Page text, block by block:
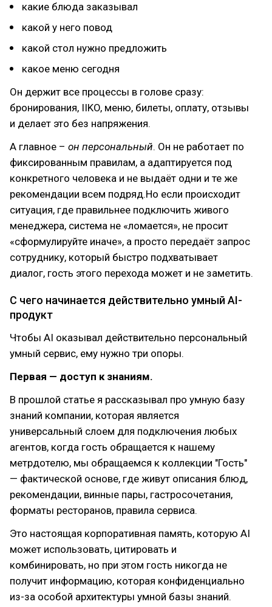
какие блюда заказывал
какой у него повод
какой стол нужно предложить
какое меню сегодня
Он держит все процессы в голове сразу:
бронирования, IIKO, меню, билеты, оплату, отзывы
и делает это без напряжения.
А главное – он персональный. Он не работает по
фиксированным правилам, а адаптируется под
конкретного человека и не выдаёт одни и те же
рекомендации всем подряд.Но если происходит
ситуация, где правильнее подключить живого
менеджера, система не «ломается», не просит
«сформулируйте иначе», а просто передаёт запрос
сотруднику, который быстро подхватывает
диалог, гость этого перехода может и не заметить.
С чего начинается действительно умный AI-
продукт
Чтобы AI оказывал действительно персональный
умный сервис, ему нужно три опоры.
Первая — доступ к знаниям.
В прошлой статье я рассказывал про умную базу
знаний компании, которая является
универсальный слоем для подключения любых
агентов, когда гость обращается к нашему
метрдотелю, мы обращаемся к коллекции "Гость"
— фактической основе, где живут описания блюд,
рекомендации, винные пары, гастросочетания,
форматы ресторанов, правила сервиса.
Это настоящая корпоративная память, которую AI
может использовать, цитировать и
комбинировать, но при этом гость никогда не
получит информацию, которая конфиденциально
из-за особой архитектуры умной базы знаний.